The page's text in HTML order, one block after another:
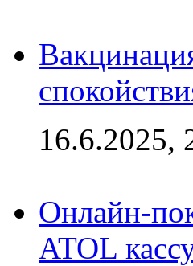
16.6.2025,
Онлайн-
ATOL